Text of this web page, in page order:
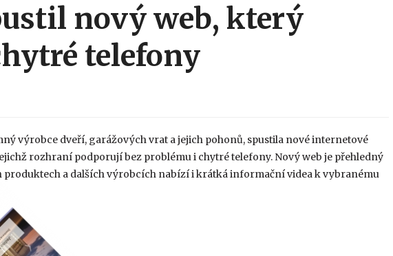
nový web, který
telefony
výrobce dveří, garážových vrat a jejich pohonů, spustila nové internetové
rozhraní podporují bez problému i chytré telefony. Nový web je přehledný
a dalších výrobcích nabízí i krátká informační videa k vybranému